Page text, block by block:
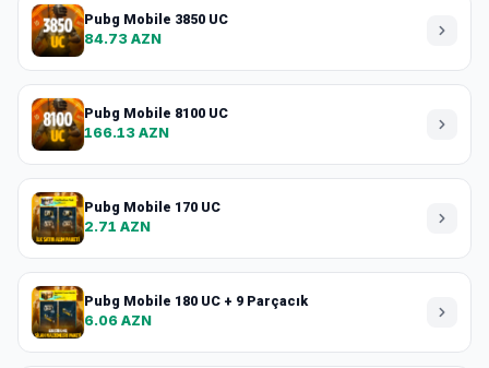
Pubg Mobile 3850 UC
84.73 AZN
Pubg Mobile 8100 UC
166.13 AZN
Pubg Mobile 170 UC
2.71 AZN
Pubg Mobile 180 UC + 9 Parçacık
6.06 AZN